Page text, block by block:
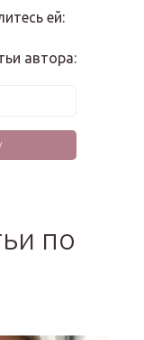
ей:
автора:
по